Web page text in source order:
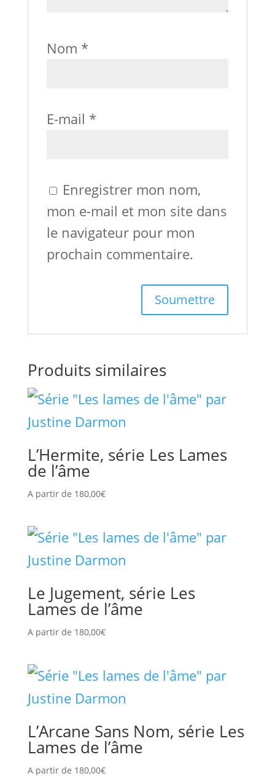
Nom *
E-mail *
Enregistrer mon nom,
mon e-mail et mon site dans
le navigateur pour mon
prochain commentaire.
Produits similaires
L’Hermite, série Les Lames
de l’âme
A partir de 180,00€
Le Jugement, série Les
Lames de l’âme
A partir de 180,00€
L’Arcane Sans Nom, série Les
Lames de l’âme
A partir de 180,00€